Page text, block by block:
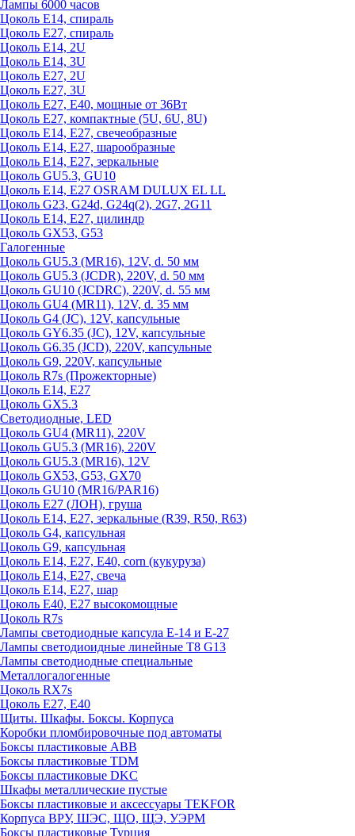
Лампы 6000 часов
Цоколь Е14, спираль
Цоколь Е27, спираль
Цоколь Е14, 2U
Цоколь Е14, 3U
Цоколь Е27, 2U
Цоколь Е27, 3U
Цоколь Е27, Е40, мощные от 36Вт
Цоколь Е27, компактные (5U, 6U, 8U)
Цоколь Е14, Е27, свечеобразные
Цоколь Е14, Е27, шарообразные
Цоколь Е14, Е27, зеркальные
Цоколь GU5.3, GU10
Цоколь Е14, Е27 OSRAM DULUX EL LL
Цоколь G23, G24d, G24q(2), 2G7, 2G11
Цоколь Е14, Е27, цилиндр
Цоколь GX53, G53
Галогенные
Цоколь GU5.3 (MR16), 12V, d. 50 мм
Цоколь GU5.3 (JCDR), 220V, d. 50 мм
Цоколь GU10 (JCDRC), 220V, d. 55 мм
Цоколь GU4 (MR11), 12V, d. 35 мм
Цоколь G4 (JC), 12V, капсульные
Цоколь GY6.35 (JC), 12V, капсульные
Цоколь G6.35 (JCD), 220V, капсульные
Цоколь G9, 220V, капсульные
Цоколь R7s (Прожекторные)
Цоколь E14, E27
Цоколь GX5.3
Светодиодные, LED
Цоколь GU4 (MR11), 220V
Цоколь GU5.3 (MR16), 220V
Цоколь GU5.3 (MR16), 12V
Цоколь GX53, G53, GX70
Цоколь GU10 (MR16/PAR16)
Цоколь Е27 (ЛОН), груша
Цоколь Е14, Е27, зеркальные (R39, R50, R63)
Цоколь G4, капсульная
Цоколь G9, капсульная
Цоколь Е14, Е27, Е40, corn (кукуруза)
Цоколь Е14, Е27, свеча
Цоколь Е14, Е27, шар
Цоколь Е40, Е27 высокомощные
Цоколь R7s
Лампы светодиодные капсула Е-14 и Е-27
Лампы светодиоидные линейные T8 G13
Лампы светодиодные специальные
Металлогалогенные
Цоколь RX7s
Цоколь Е27, E40
Щиты. Шкафы. Боксы. Корпуса
Коробки пломбировочные под автоматы
Боксы пластиковые ABB
Боксы пластиковые TDM
Боксы пластиковые DKC
Шкафы металлические пустые
Боксы пластиковые и аксессуары TEKFOR
Корпуса ВРУ, ШЭС, ЩО, ЩЭ, УЭРМ
Боксы пластиковые Турция